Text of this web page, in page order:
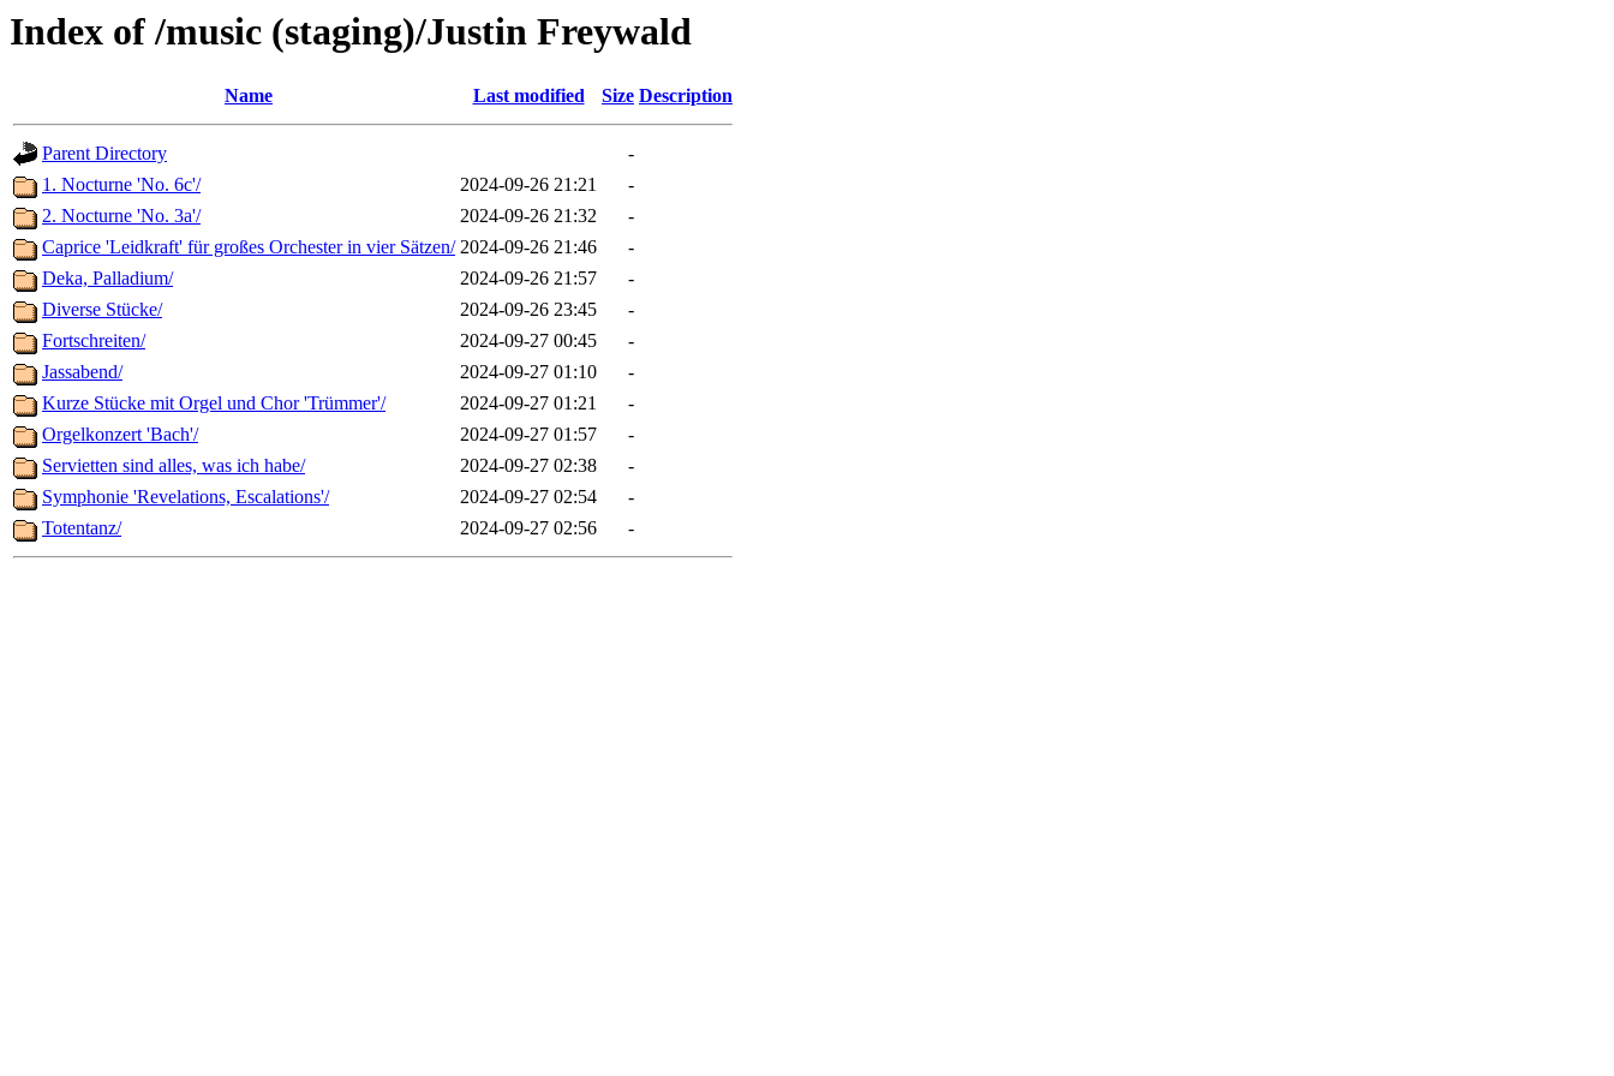
Index of /music (staging)/Justin Freywald
Name Last modified Size Description
Parent Directory
-
1. Nocturne 'No. 6c'/
2024-09-26 21:21
-
2. Nocturne 'No. 3a'/
2024-09-26 21:32
-
Caprice 'Leidkraft' für großes Orchester in vier Sätzen/ 2024-09-26 21:46
-
Deka, Palladium/
2024-09-26 21:57
-
Diverse Stücke/
2024-09-26 23:45
-
Fortschreiten/
2024-09-27 00:45
-
Jassabend/
2024-09-27 01:10
-
Kurze Stücke mit Orgel und Chor 'Trümmer'/
2024-09-27 01:21
-
Orgelkonzert 'Bach'/
2024-09-27 01:57
-
Servietten sind alles, was ich habe/
2024-09-27 02:38
-
Symphonie 'Revelations, Escalations'/
2024-09-27 02:54
-
Totentanz/
2024-09-27 02:56 -